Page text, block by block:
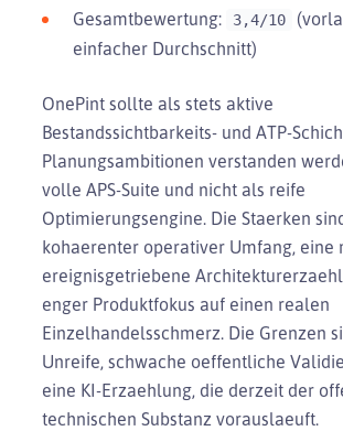
Gesamtbewertung: 3,4/10
einfacher Durchschnitt)
OnePint sollte als stets aktive
Bestandssichtbarkeits- und ATP-
Planungsambitionen verstanden
volle APS-Suite und nicht als reife
Optimierungsengine. Die Staerken
kohaerenter operativer Umfang, eine
ereignisgetriebene
enger Produktfokus auf einen realen
Einzelhandelsschmerz. Die Grenzen
Unreife, schwache oeffentliche
eine KI-Erzaehlung, die derzeit der
technischen Substanz vorauslaeuft.